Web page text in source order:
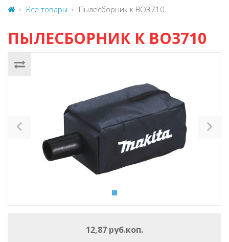
Все товары Пылесборник к BO3710
ПЫЛЕСБОРНИК К BO3710
Previous
12,87 руб.коп.